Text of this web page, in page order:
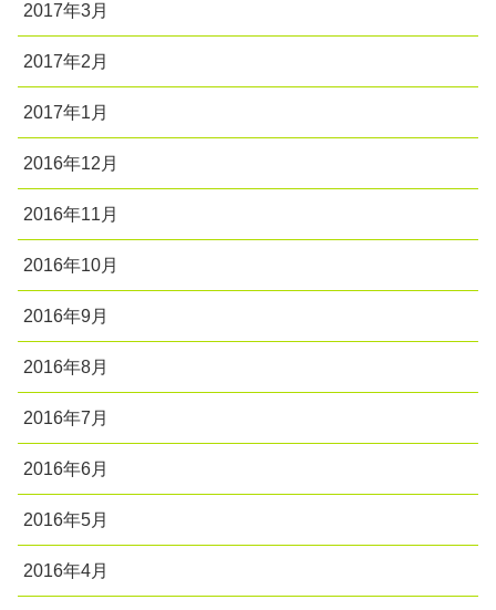
2017年3月
2017年2月
2017年1月
2016年12月
2016年11月
2016年10月
2016年9月
2016年8月
2016年7月
2016年6月
2016年5月
2016年4月